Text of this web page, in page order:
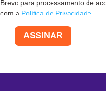
Brevo para processamento de
com a Política de Privacidade
ASSINAR